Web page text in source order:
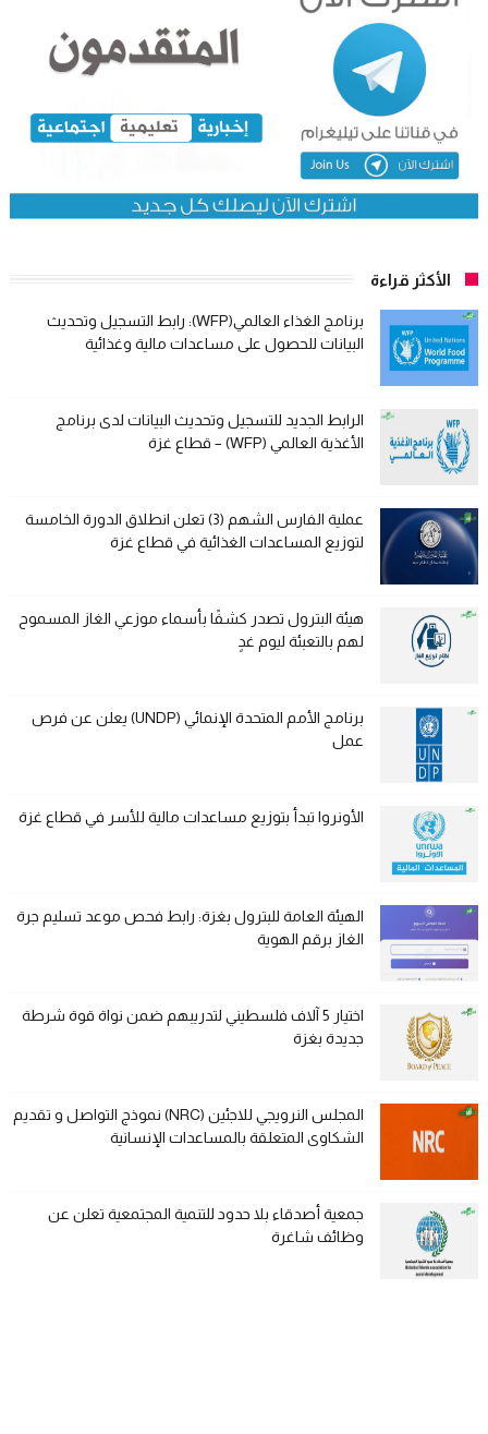
الأكثر قراءة
برنامج الغذاء العالمي(WFP): رابط التسجيل وتحديث
البيانات للحصول على مساعدات مالية وغذائية
الرابط الجديد للتسجيل وتحديث البيانات لدى برنامج
الأغذية العالمي (WFP) – قطاع غزة
عملية الفارس الشهم (3) تعلن انطلاق الدورة الخامسة
لتوزيع المساعدات الغذائية في قطاع غزة
هيئة البترول تصدر كشفًا بأسماء موزعي الغاز المسموح
لهم بالتعبئة ليوم غدٍ
برنامج الأمم المتحدة الإنمائي (UNDP) يعلن عن فرص
عمل
الأونروا تبدأ بتوزيع مساعدات مالية للأسر في قطاع غزة
الهيئة العامة للبترول بغزة: رابط فحص موعد تسليم جرة
الغاز برقم الهوية
اختيار 5 آلاف فلسطيني لتدريبهم ضمن نواة قوة شرطة
جديدة بغزة
المجلس النرويجي للاجئين (NRC) نموذج التواصل و تقديم
الشكاوى المتعلقة بالمساعدات الإنسانية
جمعية أصدقاء بلا حدود للتنمية المجتمعية تعلن عن
وظائف شاغرة